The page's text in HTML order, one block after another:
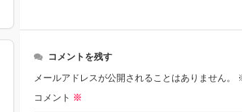
コメントを残す
メールアドレスが公開されることはありません。
コメント ※